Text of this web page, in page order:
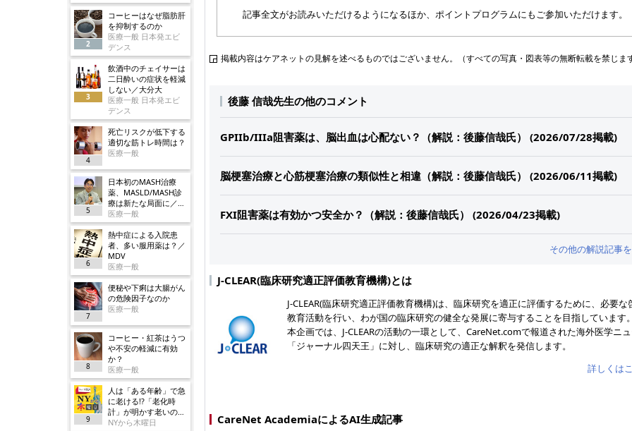
2
コーヒーはなぜ脂肪肝
を抑制するのか
医療一般 日本発エビ
デンス
3
飲酒中のチェイサーは
二日酔いの症状を軽減
しない／大分大
医療一般 日本発エビ
デンス
4
死亡リスクが低下する
適切な筋トレ時間は？
医療一般
5
日本初のMASH治療
薬、MASLD/MASH診
療は新たな局面に／ノ
ボ
医療一般
6
熱中症による入院患
者、多い服用薬は？／
MDV
医療一般
7
便秘や下痢は大腸がん
の危険因子なのか
医療一般
8
コーヒー・紅茶はうつ
や不安の軽減に有効
か？
医療一般
9
人は「ある年齢」で急
に老ける!?「老化時
計」が明かす老いの正
体
NYから木曜日
記事全文がお読みいただけるようになるほか、ポイントプログラムにもご参加いただけます。
掲載内容はケアネットの見解を述べるものではございません。（すべての写真・図表等の無断転載を禁じま
後藤 信哉先生の他のコメント
GPIIb/IIIa阻害薬は、脳出血は心配ない？（解説：後藤信哉氏） (2026/07/28掲載)
脳梗塞治療と心筋梗塞治療の類似性と相違（解説：後藤信哉氏） (2026/06/11掲載)
FXI阻害薬は有効かつ安全か？（解説：後藤信哉氏） (2026/04/23掲載)
その他の解説記事
J-CLEAR(臨床研究適正評価教育機構)とは
J-CLEAR(臨床研究適正評価教育機構)は、臨床研究を適正に評価するために、必要な
教育活動を行い、わが国の臨床研究の健全な発展に寄与することを目指しています。
本企画では、J-CLEARの活動の一環として、CareNet.comで報道された海外医学ニ
「ジャーナル四天王」に対し、臨床研究の適正な解釈を発信します。
詳しくは
CareNet AcademiaによるAI生成記事